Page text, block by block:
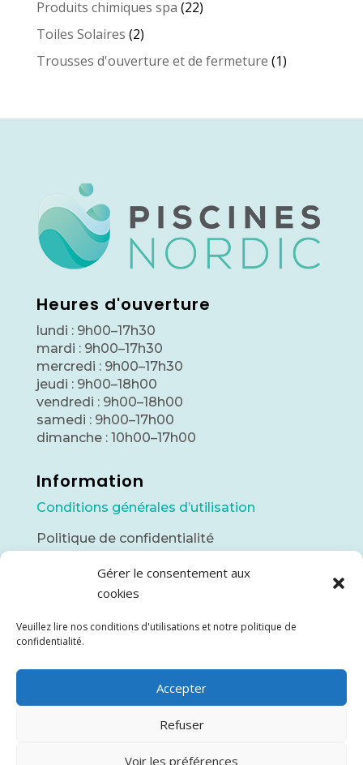
Gérer le consentement aux
cookies
Veuillez lire nos conditions d'utilisations et notre politique de
confidentialité.
Accepter
Refuser
Voir les préférences
Produits chimiques spa 2222
Toiles Solaires 22
produits
Trousses d'ouverture et de fermeture 11
Heures d'ouverture
lundi : 9h00–17h30
mardi : 9h00–17h30
mercredi : 9h00–17h30
jeudi : 9h00–18h00
vendredi : 9h00–18h00
samedi : 9h00–17h00
dimanche : 10h00–17h00
Information
Conditions générales d’utilisation
Politique de confidentialité
Contact
(418) 748-7142
425 3ième rue
Chibougamau, QC